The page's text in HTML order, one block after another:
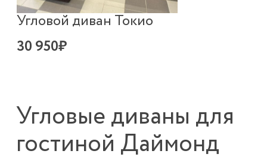
Угловой диван Токио
30 950₽
Угловые диваны для
гостиной Даймонд